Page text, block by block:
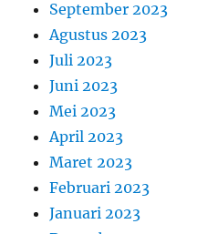
September 2023
Agustus 2023
Juli 2023
Juni 2023
Mei 2023
April 2023
Maret 2023
Februari 2023
Januari 2023